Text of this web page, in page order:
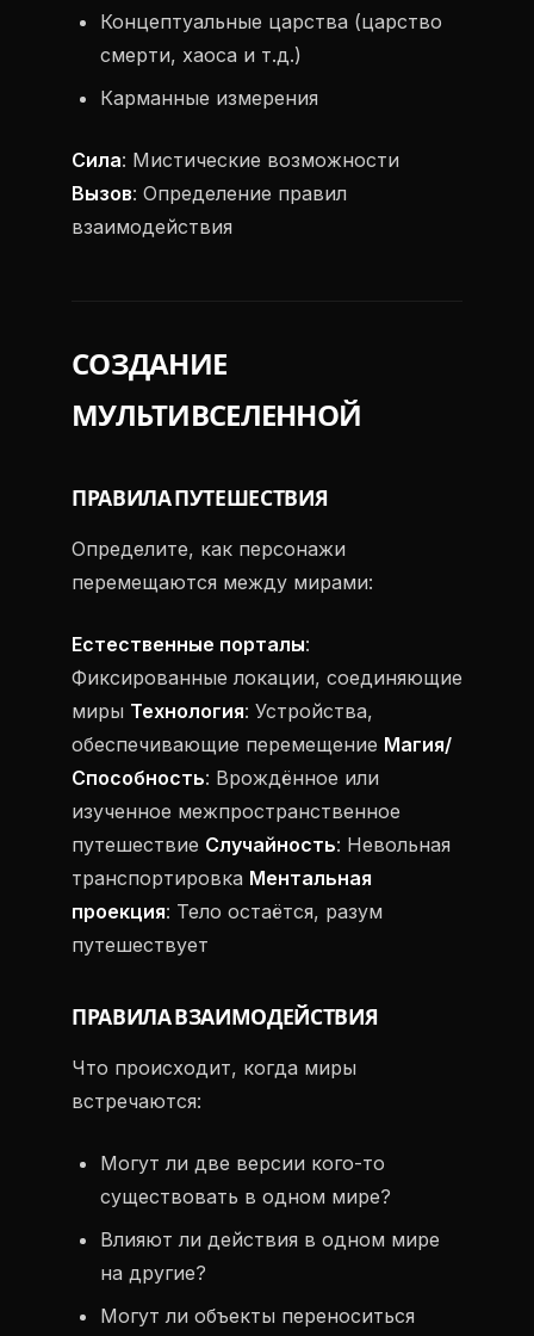
Концептуальные царства (царство
смерти, хаоса и т.д.)
Карманные измерения
Сила: Мистические возможности
Вызов: Определение правил
взаимодействия
СОЗДАНИЕ
МУЛЬТИВСЕЛЕННОЙ
ПРАВИЛА ПУТЕШЕСТВИЯ
Определите, как персонажи
перемещаются между мирами:
Естественные порталы:
Фиксированные локации, соединяющие
миры Технология: Устройства,
обеспечивающие перемещение Магия/
Способность: Врождённое или
изученное межпространственное
путешествие Случайность: Невольная
транспортировка Ментальная
проекция: Тело остаётся, разум
путешествует
ПРАВИЛА ВЗАИМОДЕЙСТВИЯ
Что происходит, когда миры
встречаются:
Могут ли две версии кого-то
существовать в одном мире?
Влияют ли действия в одном мире
на другие?
Могут ли объекты переноситься